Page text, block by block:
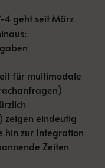
4 geht seit März
für multimodale
zeigen eindeutig
hin zur Integration
Zeiten